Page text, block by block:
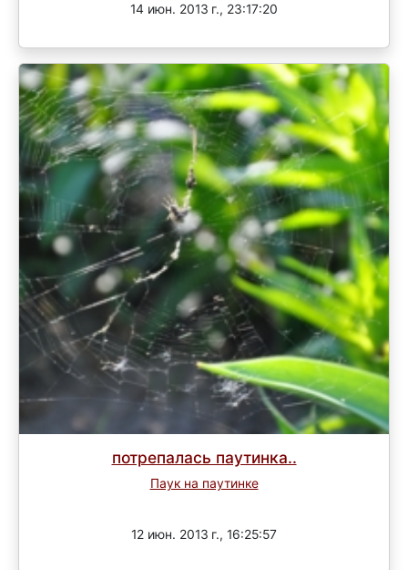
14 июн. 2013 г., 23:17:20
потрепалась паутинка..
Паук на паутинке
12 июн. 2013 г., 16:25:57